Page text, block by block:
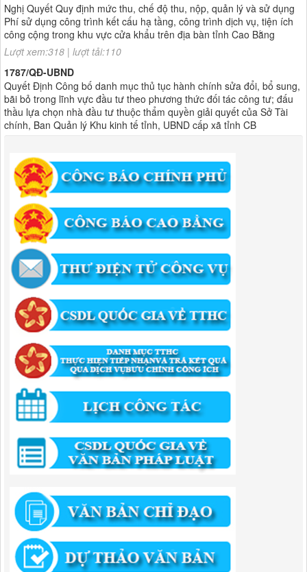
Lượt xem:318 | lượt tải:110
1787/QĐ-UBND
Quyết Định Công bố danh mục thủ tục hành chính sửa đổi, bổ sung,
bãi bỏ trong lĩnh vực đầu tư theo phương thức đối tác công tư; đấu
thầu lựa chọn nhà đầu tư thuộc thẩm quyền giải quyết của Sở Tài
chính, Ban Quản lý Khu kinh tế tỉnh, UBND cấp xã tỉnh CB
Lượt xem:306 | lượt tải:303
182/QĐ-BQLKKT
Quyết Định Công khai điều chỉnh, bổ sung Kế hoạch vốn đầu tư
Lượt xem:458 | lượt tải:351
1174/QĐ-UBND
QUYẾT ĐỊNH Về việc công bố danh mục thủ tục HC được sửa đổi,bổ
sung và phê duyệt quy trình nội bộ giải quyết TTHC trong lĩnh vực
hoạt động xây dựng theo quy định phân quyền,phân cấp,phân định
thẩm quyền thuộc phạm vi giải quyết của Ban QLKKT
Lượt xem:437 | lượt tải:525
346/QĐ-UBND
QUYẾT ĐỊNH Về việc phê duyệt quy trình nội bộ giải quyết thủ tục
hành chính trong lĩnh vực khu công nghiệp, khu kinh tế thuộc thẩm
quyền giải quyết của Ban Quản lý Khu kinh tế tỉnh Cao Bằng
Lượt xem:515 | lượt tải:318
55/QĐ-BQLKKT
QUYẾT ĐỊNH Công khai điều chỉnh, bổ sung Kế hoạch vốn đầu tư
công năm 2025
Lượt xem:823 | lượt tải:422
294/QĐ-UBND
hành chính trong lĩnh vực đầu tư tại Việt Nam thuộc thẩm quyền giải
quyết của Ban Quản lý Khu kinh tế tỉnh Cao Bằng
292/QĐ-UBND
Quyết định về việc công bố danh mục thủ tục hành chính mới ban
hành trong lĩnh vực khu công nghiệp, khu kinh tế thuộc thẩm quyền
giải quyết của Ban Quản lý Khu kinh tế tỉnh Cao Bằng
Lượt xem:518 | lượt tải:363